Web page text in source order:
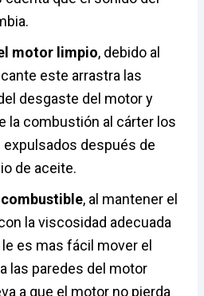
motor limpio, debido al
este arrastra las
desgaste del motor y
la combustión al cárter los
expulsados después de
de aceite.
, al mantener el
la viscosidad adecuada
le es mas fácil mover el
las paredes del motor
a que el motor no pierda